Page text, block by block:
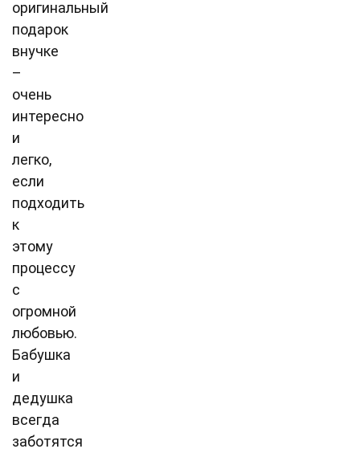
оригинальный
подарок
внучке
–
очень
интересно
и
легко,
если
подходить
к
этому
процессу
с
огромной
любовью.
Бабушка
и
дедушка
всегда
заботятся